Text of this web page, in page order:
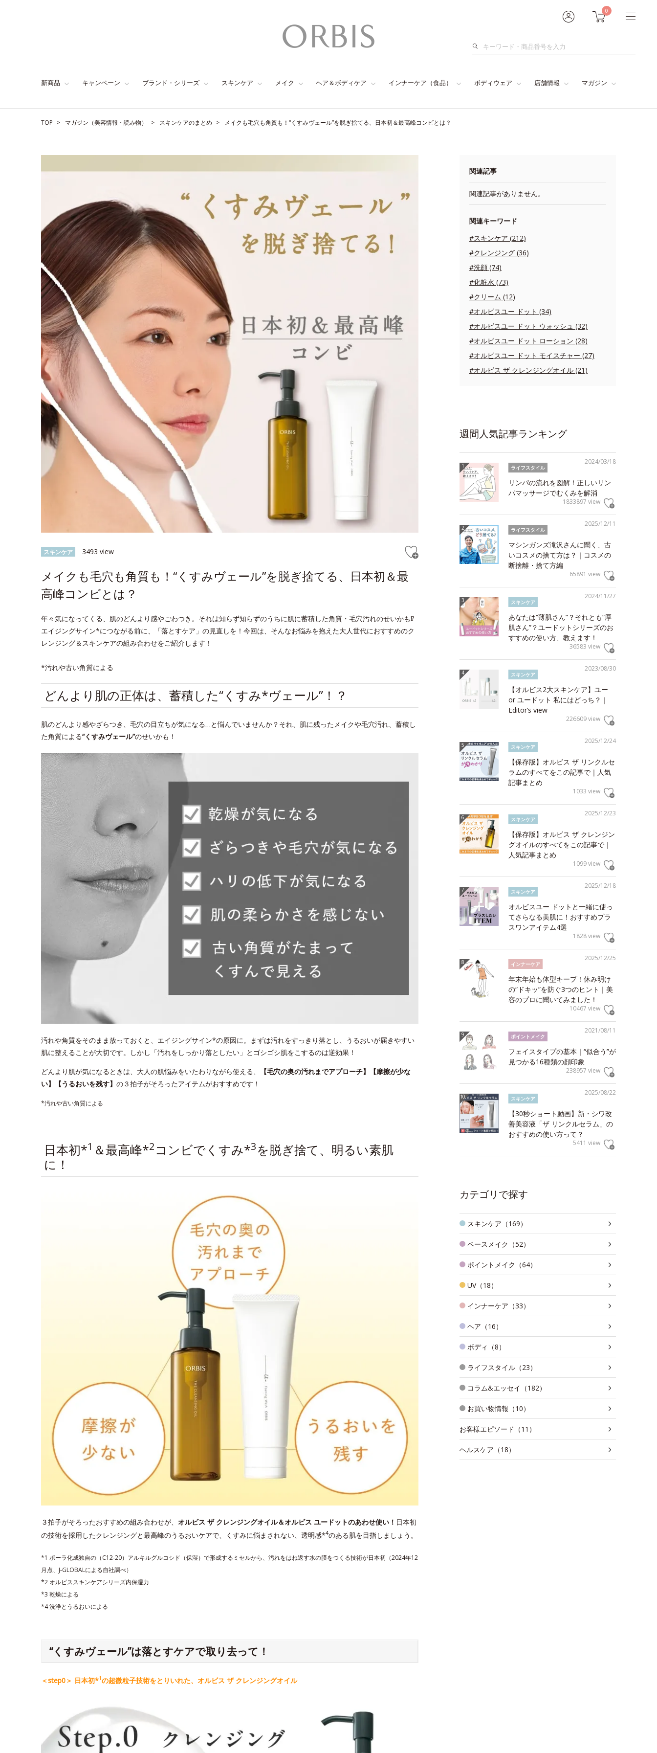
0
検
新商品 キャンペーン ブランド・シリーズ スキンケア メイク ヘア＆ボディケア インナーケア（食品） ボディウェア 店舗情報 マガジン
TOP マガジン（美容情報・読み物） スキンケアのまとめ メイクも毛穴も角質も！“くすみヴェール”を脱ぎ捨てる、日本初＆最高峰コンビとは？
スキンケア 3493 view
メイクも毛穴も角質も！“くすみヴェール”を脱ぎ捨てる、日本初＆最
高峰コンビとは？
年々気になってくる、肌のどんより感やごわつき。それは知らず知らずのうちに肌に蓄積した角質・毛穴汚れのせいかも⁉
エイジングサイン*につながる前に、「落とすケア」の見直しを！今回は、そんなお悩みを抱えた大人世代におすすめのク
レンジング＆スキンケアの組み合わせをご紹介します！
*汚れや古い角質による
どんより肌の正体は、蓄積した“くすみ*ヴェール”！？
肌のどんより感やざらつき、毛穴の目立ちが気になる…と悩んでいませんか？それ、肌に残ったメイクや毛穴汚れ、蓄積し
た角質による“くすみヴェール”のせいかも！
汚れや角質をそのまま放っておくと、エイジングサイン*の原因に。まずは汚れをすっきり落とし、うるおいが届きやすい
肌に整えることが大切です。しかし「汚れをしっかり落としたい」とゴシゴシ肌をこするのは逆効果！
どんより肌が気になるときは、大人の肌悩みをいたわりながら使える、
【毛穴の奥の汚れまでアプローチ】【摩擦が少な
い】【うるおいを残す】 の３拍子がそろったアイテムがおすすめです！
*汚れや古い角質による
日本初*1 ＆最高峰*2コンビでくすみ*3を脱ぎ捨て、明るい素肌
に！
３拍子がそろったおすすめの組み合わせが、 オルビス ザ クレンジングオイル＆オルビス ユードットのあわせ使い！ 日本初
の技術を採用したクレンジングと最高峰のうるおいケアで、くすみに悩まされない、透明感*4のある肌を目指しましょう。
*1 ポーラ化成独自の（C12-20）アルキルグルコシド（保湿）で形成するミセルから、汚れをはね返す水の膜をつくる技術が日本初（2024年12
月点、J-GLOBALによる自社調べ）
*2 オルビススキンケアシリーズ内保湿力
*3 乾燥による
*4 洗浄とうるおいによる
“くすみヴェール”は落とすケアで取り去って！
＜step0＞ 日本初*1の超微粒子技術をとりいれた、オルビス ザ クレンジングオイル
関連記事
関連記事がありません。
関連キーワード
#スキンケア (212)
#クレンジング (36)
#洗顔 (74)
#化粧水 (73)
#クリーム (12)
#オルビスユー ドット (34)
#オルビスユー ドット ウォッシュ (32)
#オルビスユー ドット ローション (28)
#オルビスユー ドット モイスチャー (27)
#オルビス ザ クレンジングオイル (21)
週間人気記事ランキング
2024/03/18
ライフスタイル
リンパの流れを図解！正しいリン
パマッサージでむくみを解消
1833897 view
2025/12/11
ライフスタイル
マシンガンズ滝沢さんに聞く、古
いコスメの捨て方は？｜コスメの
断捨離・捨て方編
65891 view
2024/11/27
スキンケア
あなたは“薄肌さん”？それとも“厚
肌さん”？ユードットシリーズのお
すすめの使い方、教えます！
36583 view
2023/08/30
スキンケア
【オルビス2大スキンケア】ユー
or ユードット 私にはどっち？｜
Editor’s view
226609 view
2025/12/24
スキンケア
【保存版】オルビス ザ リンクルセ
ラムのすべてをこの記事で｜人気
記事まとめ
1033 view
2025/12/23
スキンケア
【保存版】オルビス ザ クレンジン
グオイルのすべてをこの記事で｜
人気記事まとめ
1099 view
2025/12/18
スキンケア
オルビスユー ドットと一緒に使っ
てさらなる美肌に！おすすめプラ
スワンアイテム4選
1828 view
2025/12/25
インナーケア
年末年始も体型キープ！休み明け
の“ドキッ”を防ぐ3つのヒント｜美
容のプロに聞いてみました！
10467 view
2021/08/11
ポイントメイク
フェイスタイプの基本｜“似合う”が
見つかる16種類の顔印象
238957 view
2025/08/22
スキンケア
【30秒ショート動画】新・シワ改
善美容液「ザ リンクルセラム」の
おすすめの使い方って？
5411 view
カテゴリで探す
スキンケア（169）
ベースメイク（52）
ポイントメイク（64）
UV（18）
インナーケア（33）
ヘア（16）
ボディ（8）
ライフスタイル（23）
コラム&エッセイ（182）
お買い物情報（10）
お客様エピソード（11）
ヘルスケア（18）